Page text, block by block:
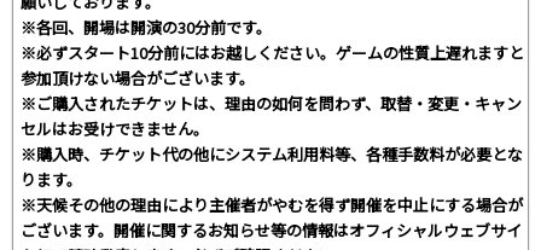
※各回、開場は開演の30分前です。
※必ずスタート10分前にはお越しください。ゲームの性質上遅れますと
参加頂けない場合がございます。
※ご購入されたチケットは、理由の如何を問わず、取替・変更・キャン
セルはお受けできません。
※購入時、チケット代の他にシステム利用料等、各種手数料が必要とな
ります。
※天候その他の理由により主催者がやむを得ず開催を中止にする場合が
ございます。開催に関するお知らせ等の情報はオフィシャルウェブサイ